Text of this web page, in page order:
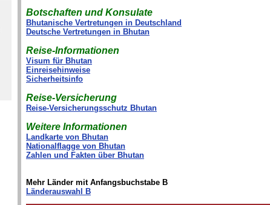
Botschaften und Konsulate
Bhutanische Vertretungen in Deutschland
Deutsche Vertretungen in Bhutan
Reise-Informationen
Visum für Bhutan
Einreisehinweise
Sicherheitsinfo
Reise-Versicherung
Reise-Versicherungsschutz Bhutan
Weitere Informationen
Landkarte von Bhutan
Nationalflagge von Bhutan
Zahlen und Fakten über Bhutan
Mehr Länder mit Anfangsbuchstabe B
Länderauswahl B